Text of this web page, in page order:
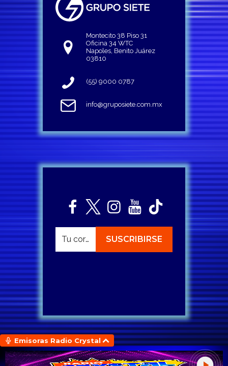
Montecito 38 Piso 31
Oficina 34 WTC
Napoles, Benito Juárez
03810
(55) 9000 0787
info@gruposiete.com.mx
Emisoras Radio Crystal